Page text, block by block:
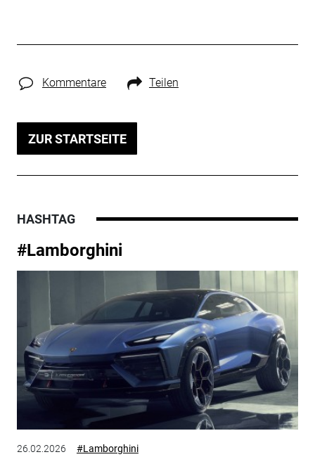
Kommentare Teilen
ZUR STARTSEITE
HASHTAG
#Lamborghini
26.02.2026 #Lamborghini